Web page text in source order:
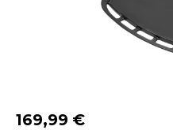
Regulärer Preis:
169,99 €